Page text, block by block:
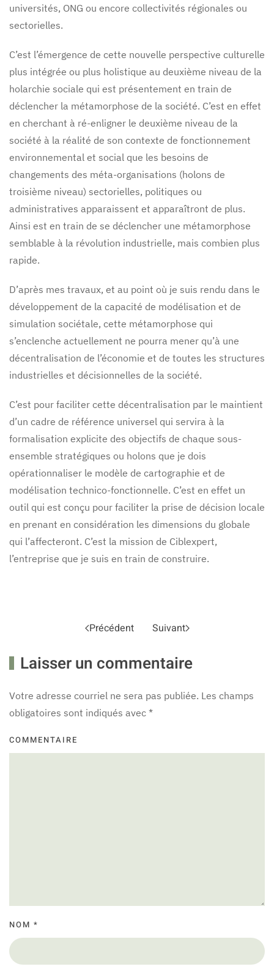
universités, ONG ou encore collectivités régionales ou
sectorielles.
C’est l’émergence de cette nouvelle perspective culturelle
plus intégrée ou plus holistique au deuxième niveau de la
holarchie sociale qui est présentement en train de
déclencher la métamorphose de la société. C’est en effet
en cherchant à ré-enligner le deuxième niveau de la
société à la réalité de son contexte de fonctionnement
environnemental et social que les besoins de
changements des méta-organisations (holons de
troisième niveau) sectorielles, politiques ou
administratives apparaissent et apparaîtront de plus.
Ainsi est en train de se déclencher une métamorphose
semblable à la révolution industrielle, mais combien plus
rapide.
D’après mes travaux, et au point où je suis rendu dans le
développement de la capacité de modélisation et de
simulation sociétale, cette métamorphose qui
s’enclenche actuellement ne pourra mener qu’à une
décentralisation de l’économie et de toutes les structures
industrielles et décisionnelles de la société.
C’est pour faciliter cette décentralisation par le maintient
d’un cadre de référence universel qui servira à la
formalisation explicite des objectifs de chaque sous-
ensemble stratégiques ou holons que je dois
opérationnaliser le modèle de cartographie et de
modélisation technico-fonctionnelle. C’est en effet un
outil qui est conçu pour faciliter la prise de décision locale
en prenant en considération les dimensions du globale
qui l’affecteront. C’est la mission de Ciblexpert,
l’entreprise que je suis en train de construire.
Précédent Suivant
Laisser un commentaire
Votre adresse courriel ne sera pas publiée. Les champs
obligatoires sont indiqués avec *
COMMENTAIRE
NOM *